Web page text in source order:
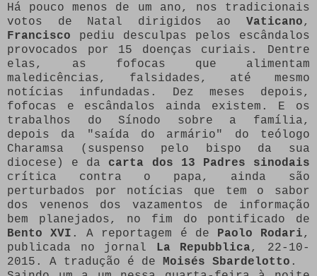
Há pouco menos de um ano, nos tradicionais
votos de Natal dirigidos ao Vaticano,
Francisco pediu desculpas pelos escândalos
provocados por 15 doenças curiais. Dentre
elas, as fofocas que alimentam
maledicências, falsidades, até mesmo
notícias infundadas. Dez meses depois,
fofocas e escândalos ainda existem. E os
trabalhos do Sínodo sobre a família,
depois da "saída do armário" do teólogo
Charamsa (suspenso pelo bispo da sua
diocese) e da carta dos 13 Padres sinodais
crítica contra o papa, ainda são
perturbados por notícias que tem o sabor
dos venenos dos vazamentos de informação
bem planejados, no fim do pontificado de
Bento XVI .A reportagem é de Paolo Rodari,
publicada no jornal La Repubblica, 22-10-
2015. A tradução é de Moisés Sbardelotto .